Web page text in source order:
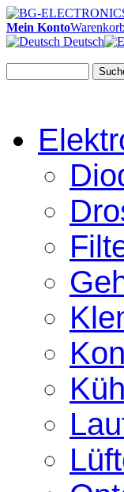
Mein Konto
Deutsch